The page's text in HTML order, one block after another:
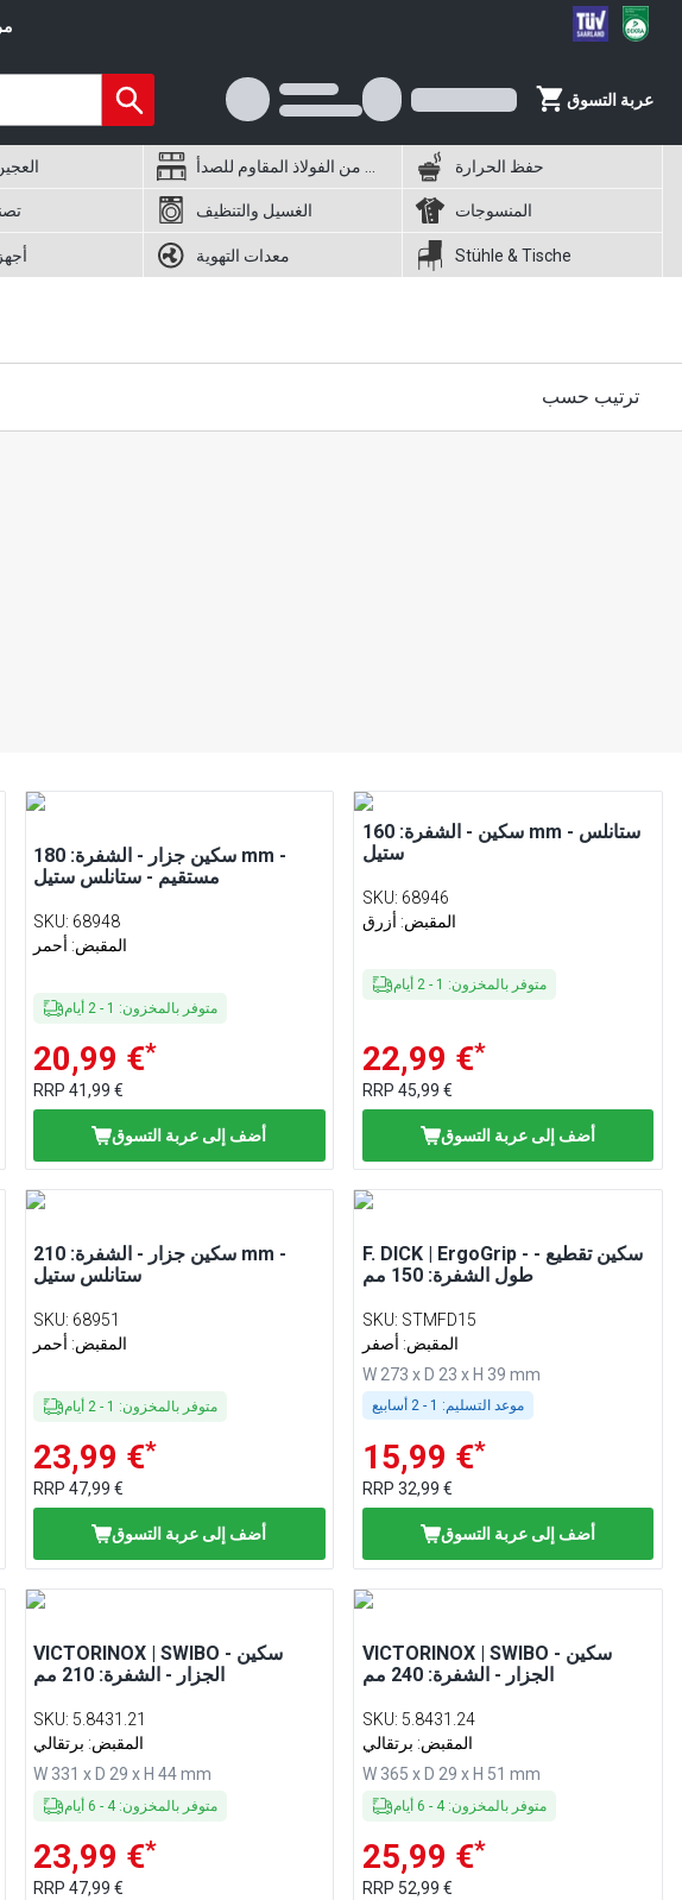
عربة التسوق
حفظ الحرارة
الغسيل والتنظيف المنسوجات
معدات التهوية Stühle & Tische
ترتيب حسب
سكين جزار - الشفرة: 180 mm -
مستقيم - ستانلس ستيل
SKU: 68948
المقبض: أحمر
متوفر بالمخزون:
1
-
2 أيام
20,99 €*
RRP41,99 €
أضف إلى عربة التسوق
سكين - الشفرة: 160 mm - ستانلس
ستيل
SKU: 68946
المقبض: أزرق
متوفر بالمخزون:
1
-
2 أيام
22,99 €*
RRP 45,99 €
أضف إلى عربة التسوق
سكين جزار - الشفرة: 210 mm -
ستانلس ستيل
SKU: 68951
المقبض: أحمر
متوفر بالمخزون:
1
-
2 أيام
23,99 €*
RRP47,99 €
أضف إلى عربة التسوق
F. DICK | ErgoGrip - سكين تقطيع -
طول الشفرة: 150 مم
SKU: STMFD15
المقبض: أصفر
W 273 x D 23 x H 39 mm
موعد التسليم:
15,99 €*
RRP 32,99 €
أضف إلى عربة التسوق
VICTORINOX | SWIBO - سكين
الجزار - الشفرة: 210 مم
SKU: 5.8431.21
المقبض: برتقالي
W 331 x D 29 x H 44 mm
متوفر بالمخزون:
4
-
6 أيام
23,99 €*
RRP47,99 €
VICTORINOX | SWIBO - سكين
الجزار - الشفرة: 240 مم
SKU: 5.8431.24
المقبض: برتقالي
W 365 x D 29 x H 51 mm
متوفر بالمخزون:
4
-
6 أيام
25,99 €*
RRP 52,99 €